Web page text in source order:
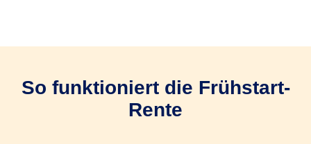
So funktioniert die Frühstart-
Rente